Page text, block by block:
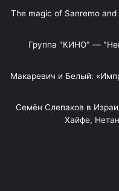
"The magic of Sanremo
Группа "КИНО" —
Макаревич и Белый:
Семён Слепаков в
Хайфе,